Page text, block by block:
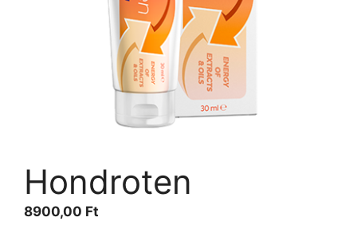
Hondroten
8900,00 Ft